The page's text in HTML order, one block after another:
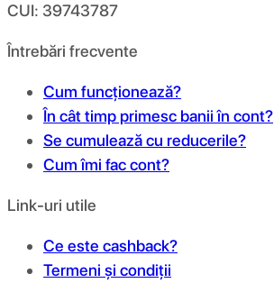
CUI: 39743787
Întrebări frecvente
Cum funcționează?
În cât timp primesc banii în cont?
Se cumulează cu reducerile?
Cum îmi fac cont?
Link-uri utile
Ce este cashback?
Termeni și condiții